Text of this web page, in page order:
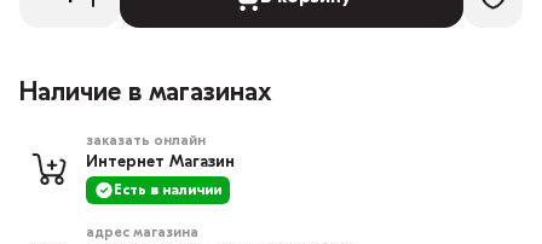
Наличие в магазинах
заказать онлайн
Интернет Магазин
Есть в наличии
адрес магазина